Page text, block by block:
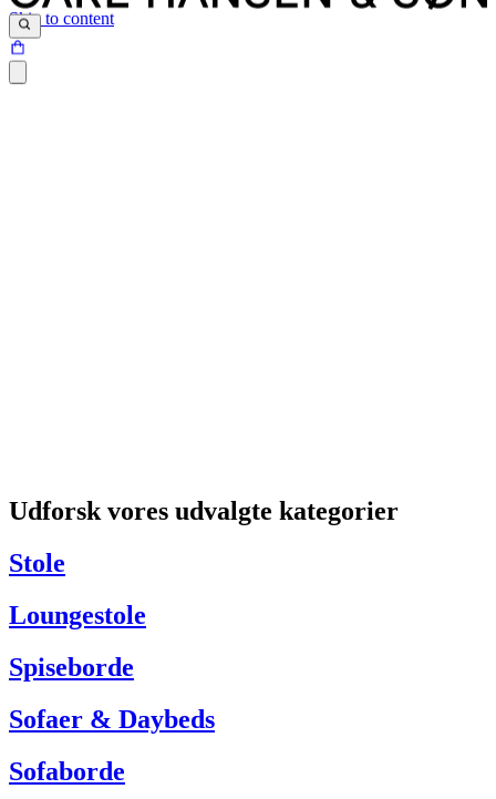
Skip to content
Har du brug for hjælp så kontakt venligst kundeservice via:
Tel +45 63 13 26 72
Udforsk vores udvalgte kategorier
Stole
Loungestole
Spiseborde
Sofaer & Daybeds
Sofaborde